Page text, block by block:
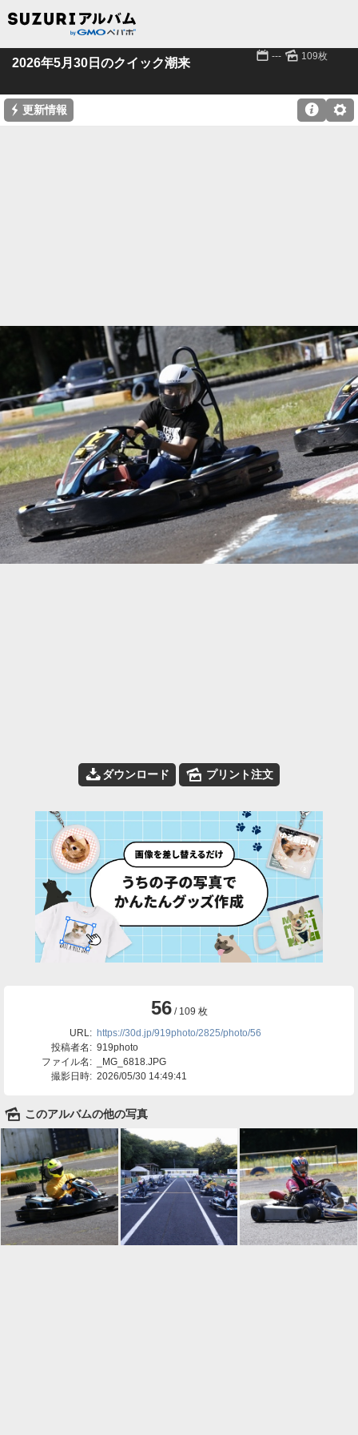
2026年5月30日のクイック潮来 📅 --- 🌄 109枚
⚡ 更新情報 ⚙

📥ダウンロード 🌄 プリント注文
56 / 109 枚
URL: https://30d.jp/919photo/2825/photo/56
投稿者名: 919photo
ファイル名:
_MG_6818.JPG
撮影日時: 2026/05/30 14:49:41
🌄 このアルバムの他の写真